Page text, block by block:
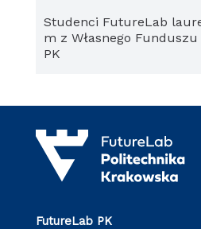
Studenci FutureLab
m z Własnego
PK
FutureLab PK